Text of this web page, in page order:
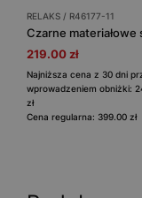
RELAKS / R46177-11
219.00 zł
Najniższa cena z 30 dni
wprowadzeniem obniżki:
zł
Cena regularna: 399.00 zł